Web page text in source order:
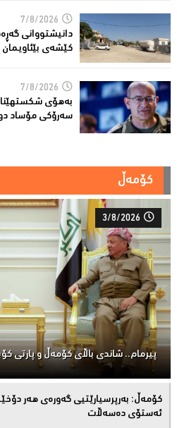
7/8/2026
دانیشتووانى
کێشەى بێئاویمان
7/8/2026
بەهۆى
سەرۆكی مۆساد
کۆمەڵ
3/8/2026
پیرمام.. شاندی باڵای كۆمه‌ڵ و پارتی
كۆمەڵ: بەرپرسیارێتیی گەورەی هەر
ئەستۆی دەسەڵات